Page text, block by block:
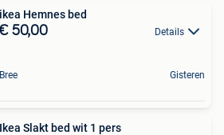
ikea Hemnes bed
€ 50,00 Details
Bree Gisteren
Ikea Slakt bed wit 1 pers